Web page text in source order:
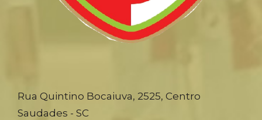
Rua Quintino Bocaiuva, 2525, Centro
Saudades - SC